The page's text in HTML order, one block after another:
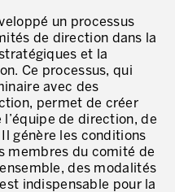
niveaux
un processus
de direction dans la
et la
Ce processus, qui
avec des
permet de créer
de direction, de
génère les conditions
membres du comité de
des modalités
indispensable pour la